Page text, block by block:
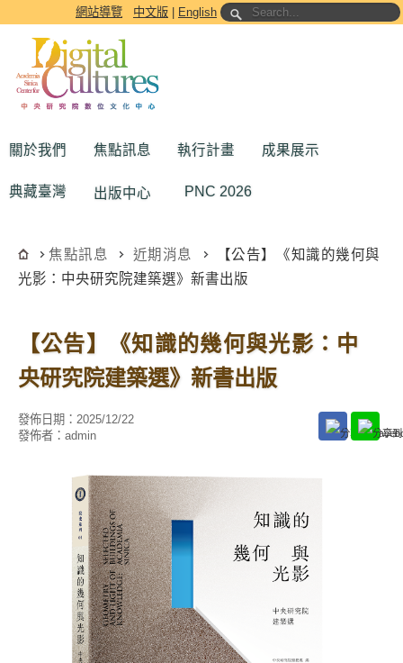
跳到主要內容區塊網站導覽 中文版 English
關於我們 焦點訊息 執行計畫 成果展示
典藏臺灣 出版中心 PNC 2026
焦點訊息 近期消息
【公告】《知識的幾何與
光影：中央研究院建築選》新書出版
【公告】《知識的幾何與光影：中
央研究院建築選》新書出版
發佈日期： 2025/12/22
發佈者： admin